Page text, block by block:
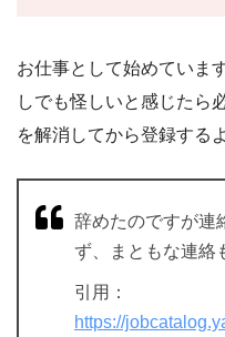
お仕事として始めていま
しでも怪しいと感じたら
を解消してから登録する
辞めたのですが連
ず、まともな連絡
引用：
https://